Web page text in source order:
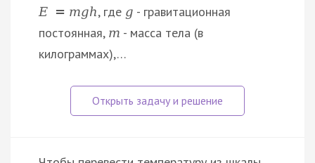
E = mgh, где g - гравитационная
постоянная, m - масса тела (в
килограммах),…